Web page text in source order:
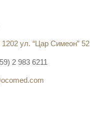
ул. “Цар Симеон” 52
2 983 6211